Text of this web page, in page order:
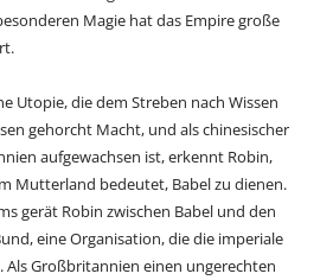
Magie hat das Empire große
Utopie, die dem Streben nach Wissen
gehorcht Macht, und als chinesischer
aufgewachsen ist, erkennt Robin,
Mutterland bedeutet, Babel zu dienen.
gerät Robin zwischen Babel und den
eine Organisation, die die imperiale
Als Großbritannien einen ungerechten